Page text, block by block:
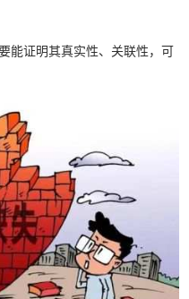
能证明其真实性、关联性，可